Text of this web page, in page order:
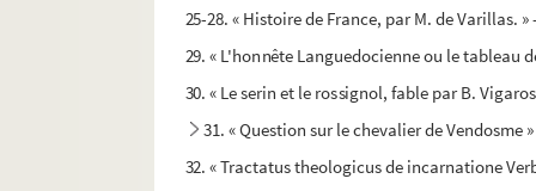
25-28. « Histoire de France, par M. de Varillas.
29. « L'honnête Languedocienne ou le tableau
30. « Le serin et le rossignol, fable par B.
31. « Question sur le chevalier de Vendosme »
32. « Tractatus theologicus de incarnatione